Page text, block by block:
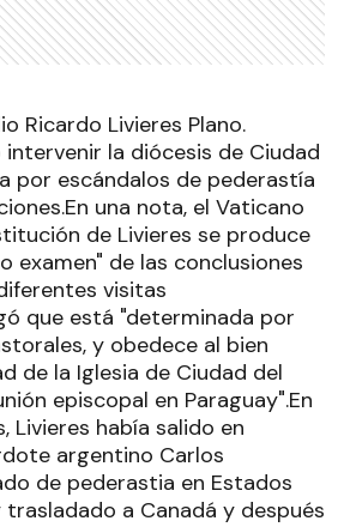
Ricardo Livieres Plano.
la diócesis de Ciudad
por escándalos de pederastía
una nota, el Vaticano
de Livieres se produce
examen" de las conclusiones
visitas
que está "determinada por
y obedece al bien
de la Iglesia de Ciudad del
episcopal en Paraguay".En
Livieres había salido en
argentino Carlos
de pederastia en Estados
a Canadá y después